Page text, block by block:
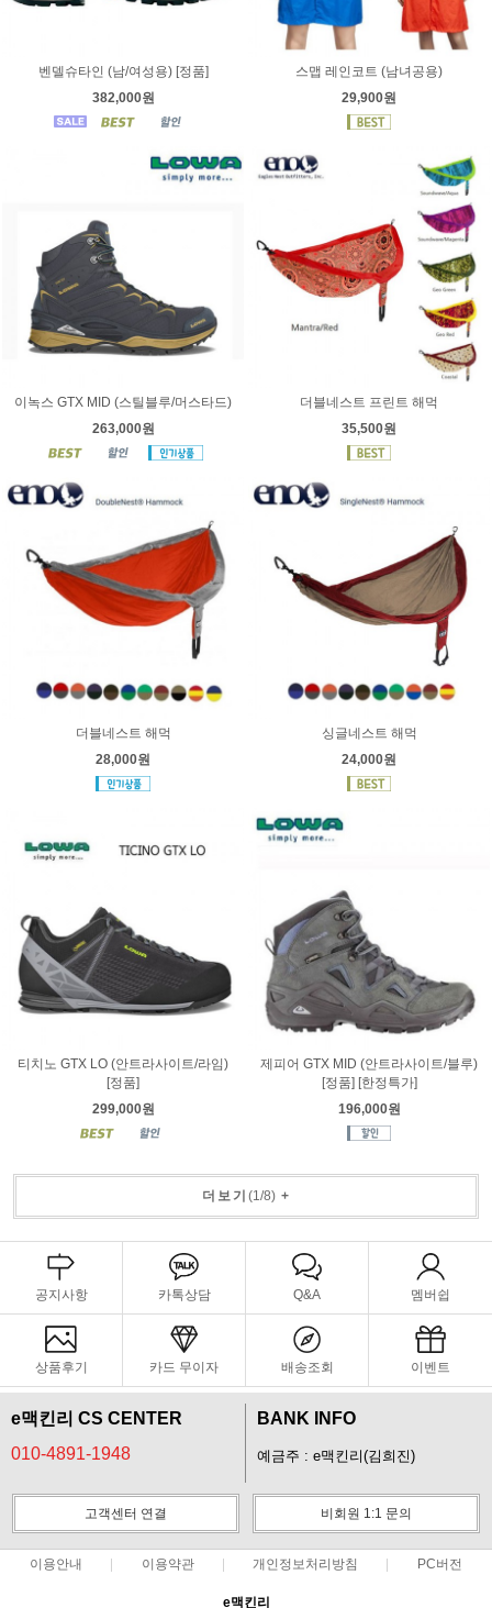
벤델슈타인 (남/여성용) [정품]
382,000원
스맵 레인코트 (남녀공용)
29,900원
이녹스 GTX MID (스틸블루/머스타드)
263,000원
더블네스트 프린트 해먹
35,500원
더블네스트 해먹
28,000원
싱글네스트 해먹
24,000원
티치노 GTX LO (안트라사이트/라임)
[정품]
299,000원
제피어 GTX MID (안트라사이트/블루)
[정품] [한정특가]
196,000원
더보기 (1 /8)+
공지사항 카톡상담 Q&A 멤버쉽
상품후기 카드 무이자 배송조회 이벤트
e맥킨리 CS CENTER
010-4891-1948
BANK INFO
예금주 : e맥킨리(김희진)
고객센터 연결 비회원 1:1 문의
이용안내 이용약관 개인정보처리방침 PC버전
e맥킨리